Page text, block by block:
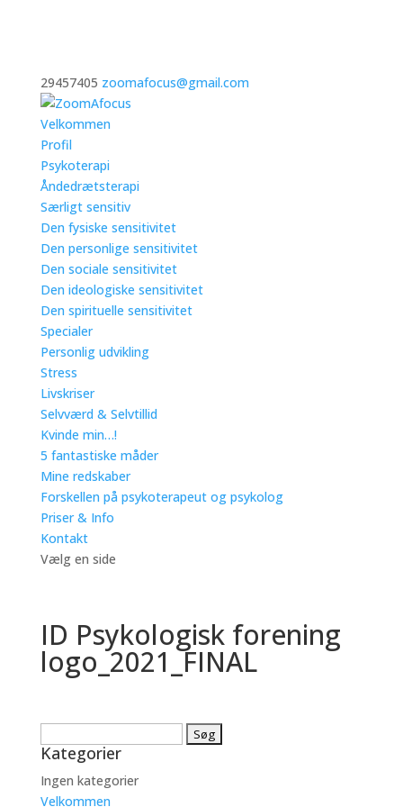
29457405 zoomafocus@gmail.com
Velkommen
Profil
Psykoterapi
Åndedrætsterapi
Særligt sensitiv
Den fysiske sensitivitet
Den personlige sensitivitet
Den sociale sensitivitet
Den ideologiske sensitivitet
Den spirituelle sensitivitet
Specialer
Personlig udvikling
Stress
Livskriser
Selvværd & Selvtillid
Kvinde min…!
5 fantastiske måder
Mine redskaber
Forskellen på psykoterapeut og psykolog
Priser & Info
Kontakt
Vælg en side
ID Psykologisk forening
logo_2021_FINAL
efter:
Kategorier
Ingen kategorier
Velkommen